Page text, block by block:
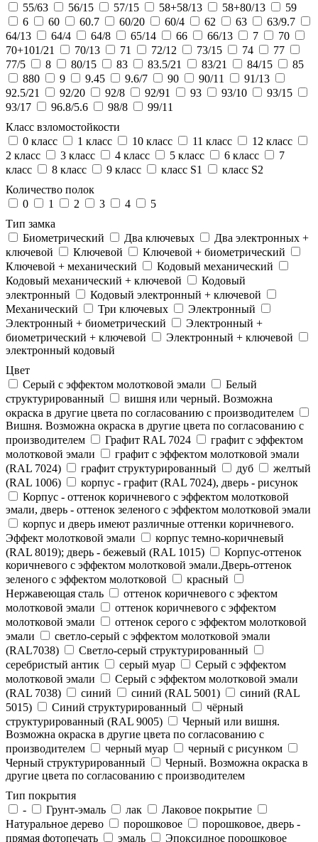
55/63
56/15 57/15 58+58/13 58+80/13
59
6
60 60.7 60/20 60/4 62 63
63/9.7
64/13
64/4 64/8 65/14 66 66/13 7
70
70+101/21
70/13 71 72/12 73/15 74
77
77/5
8 80/15 83 83.5/21 83/21 84/15
85
880
9 9.45 9.6/7 90 90/11
91/13
92.5/21
92/20 92/8 92/91 93 93/10
93/15
93/17
96.8/5.6 98/8
99/11
Класс взломостойкости
0 класс
1 класс 10 класс 11 класс
12 класс
2 класс
3 класс 4 класс 5 класс 6 класс
7
класс
8 класс 9 класс класс S1
класс S2
Количество полок
0
1 2 3 4
5
Тип замка
Биометрический
Два ключевых
Два электронныx +
ключевой
Ключевой
Ключевой + биометрический
Ключевой + механический
Кодовый механический
Кодовый механический + ключевой
Кодовый
электронный
Кодовый электронный + ключевой
Механический
Три ключевых
Электронный
Электронный + биометрический
Электронный +
биометрический + ключевой
Электронный + ключевой
электронный кодовый
Цвет
Cерый с эффектом молотковой эмали
Белый
структурированный
вишня или черный. Возможна
окраска в другие цвета по согласованию с производителем
Вишня. Возможна окраска в другие цвета по согласованию с
производителем
Графит RAL 7024
графит с эффектом
молотковой эмали
графит с эффектом молотковой эмали
(RAL 7024)
графит структурированный дуб
желтый
(RAL 1006)
корпус - графит (RAL 7024), дверь - рисунок
Корпус - оттенок коричневого с эффектом молотковой
эмали, дверь - оттенок зеленого с эффектом молотковой эмали
корпус и дверь имеют различные оттенки коричневого.
Эффект молотковой эмали
корпус темно-коричневый
(RAL 8019); дверь - бежевый (RAL 1015)
Корпус-оттенок
коричневого с эффектом молотковой эмали.Дверь-оттенок
зеленого с эффектом молотковой
красный
Нержавеющая сталь
оттенок коричневого с эфектом
молотковой эмали
оттенок коричневого с эффектом
молотковой эмали
оттенок серого с эффектом молотковой
эмали
светло-серый с эффектом молотковой эмали
(RAL7038)
Светло-серый структурированный
серебристый антик
серый муар
Серый с эффектом
молотковой эмали
Серый с эффектом молотковой эмали
(RAL 7038)
синий синий (RAL 5001)
синий (RAL
5015)
Синий структурированный
чёрный
структурированный (RAL 9005)
Черный или вишня.
Возможна окраска в другие цвета по согласованию с
производителем
черный муар
черный с рисунком
Черный структурированный
Черный. Возможна окраска в
другие цвета по согласованию с производителем
Тип покрытия
-
Грунт-эмаль лак
Лаковое покрытие
Натуральное дерево
порошковое
порошковое, дверь -
прямая фотопечать
эмаль Эпоксидное порошковое